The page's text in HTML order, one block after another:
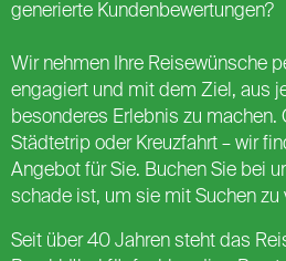
generierte Kundenbewertungen?
Wir nehmen Ihre Reisewünsche
engagiert und mit dem Ziel, aus
besonderes Erlebnis zu machen.
Städtetrip oder Kreuzfahrt – wir
Angebot für Sie. Buchen Sie bei
schade ist, um sie mit Suchen zu
Seit über 40 Jahren steht das